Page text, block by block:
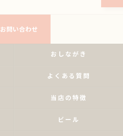
お問い合わせ
おしながき
よくある質問
当店の特徴
ビール